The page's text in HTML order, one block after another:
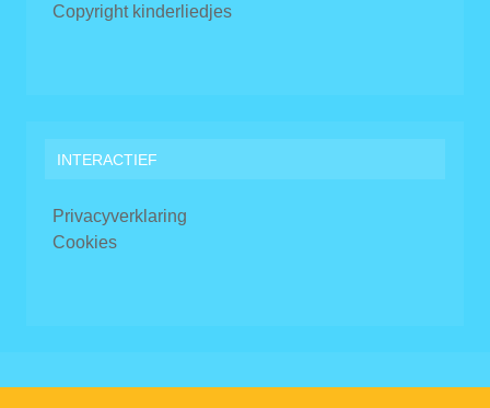
Copyright kinderliedjes
INTERACTIEF
Privacyverklaring
Cookies